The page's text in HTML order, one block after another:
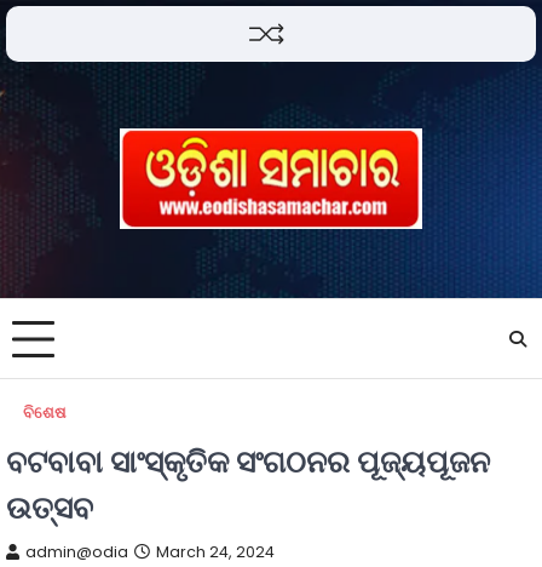
ବିଶେଷ
ବଟବାବା ସାଂସ୍କୃତିକ ସଂଗଠନର ପୂଜ୍ୟପୂଜନ
ଉତ୍ସବ
admin@odia March 24, 2024